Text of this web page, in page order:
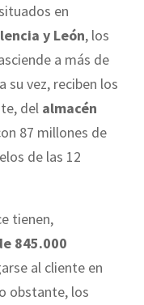
en
y León, los
a más de
su vez, reciben los
del almacén
87 millones de
de las 12
tienen,
845.000
al cliente en
obstante, los